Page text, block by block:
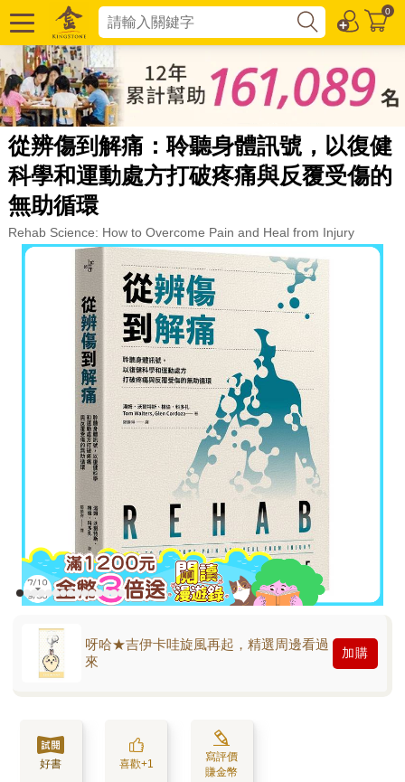
0
從辨傷到解痛：聆聽身體訊號，以復健
科學和運動處方打破疼痛與反覆受傷的
無助循環
Rehab Science: How to Overcome Pain and Heal from Injury
呀哈★吉伊卡哇旋風再起，精選周邊看過
來
加購
好書 喜歡+1
寫評價
賺金幣